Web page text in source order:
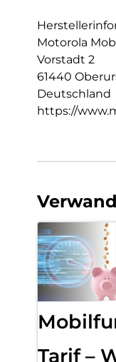
Motorola
Vorstadt 2
61440
Deutschland
https://
Tarif –